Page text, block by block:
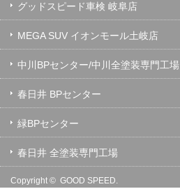
グッドスピード車検 岐阜店
MEGA SUV イオンモール土岐店
中川BPセンター/中川全塗装専門工場
春日井 BPセンター
緑BPセンター
春日井 全塗装専門工場
Copyright © GOOD SPEED.